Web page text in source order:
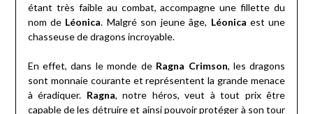
étant très faible au combat, accompagne une fillette du
nom de Léonica. Malgré son jeune âge, Léonica est une
chasseuse de dragons incroyable.
En effet, dans le monde de Ragna Crimson, les dragons
sont monnaie courante et représentent la grande menace
à éradiquer. Ragna, notre héros, veut à tout prix être
capable de les détruire et ainsi pouvoir protéger à son tour